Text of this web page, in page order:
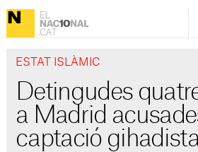
ESTAT ISLÀMIC
Detingudes
a Madrid
captació